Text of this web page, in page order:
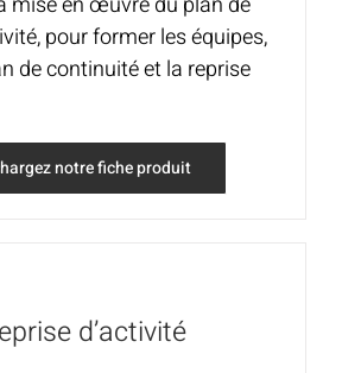
pour former les équipes,
de continuité et la reprise
notre fiche produit
d’activité